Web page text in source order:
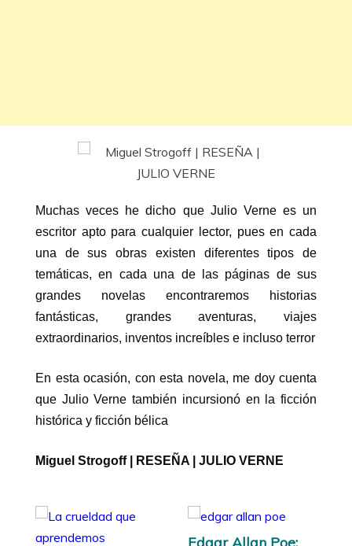
Muchas veces he dicho que Julio Verne es un
escritor apto para cualquier lector, pues en cada
una de sus obras existen diferentes tipos de
temáticas, en cada una de las páginas de sus
grandes novelas encontraremos historias
fantásticas, grandes aventuras, viajes
extraordinarios, inventos increíbles e incluso terror
En esta ocasión, con esta novela, me doy cuenta
que Julio Verne también incursionó en la ficción
histórica y ficción bélica
Miguel Strogoff | RESEÑA | JULIO VERNE